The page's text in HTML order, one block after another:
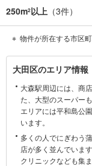
250m2以上 （3件）
物件が所在する市区
大
田
区
に
情
大田区のエリア情報
大森駅周辺には、商
た、大型のスーパー
エリアには平和島公
います。
多くの人でにぎわう
店が多く並んでいま
クリニックなども集